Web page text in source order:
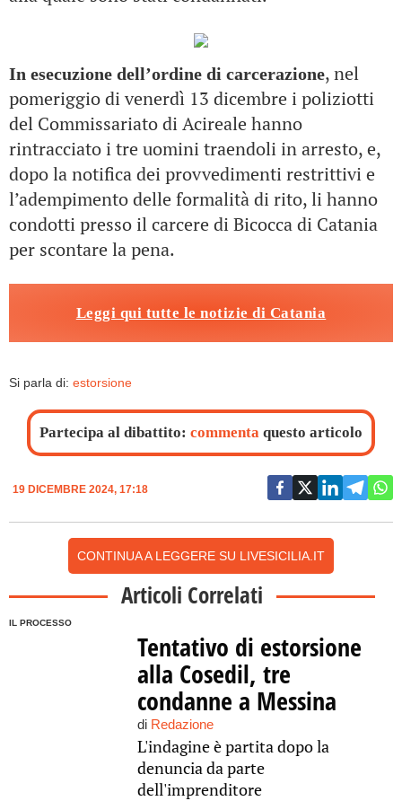
In esecuzione dell’ordine di carcerazione, nel
pomeriggio di venerdì 13 dicembre i poliziotti
del Commissariato di Acireale hanno
rintracciato i tre uomini traendoli in arresto, e,
dopo la notifica dei provvedimenti restrittivi e
l’adempimento delle formalità di rito, li hanno
condotti presso il carcere di Bicocca di Catania
per scontare la pena.
Leggi qui tutte le notizie di Catania
Si parla di: estorsione
Partecipa al dibattito: commenta questo articolo
19 DICEMBRE 2024, 17:18
CONTINUA A LEGGERE SU LIVESICILIA.IT
Articoli Correlati
IL PROCESSO
Tentativo di estorsione
alla Cosedil, tre
condanne a Messina
di Redazione
L'indagine è partita dopo la
denuncia da parte
dell'imprenditore